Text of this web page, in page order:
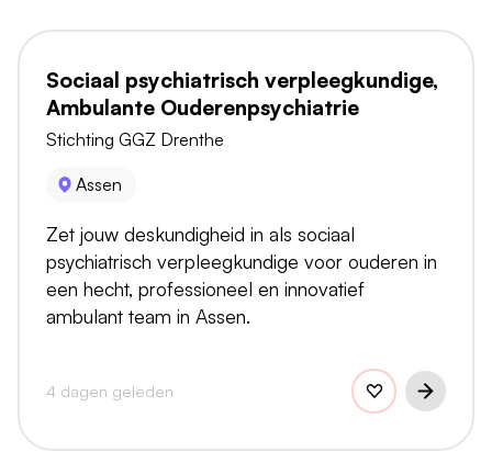
Sociaal psychiatrisch verpleegkundige,
Ambulante Ouderenpsychiatrie
Stichting GGZ Drenthe
Assen
Zet jouw deskundigheid in als sociaal
psychiatrisch verpleegkundige voor ouderen in
een hecht, professioneel en innovatief
ambulant team in Assen.
4 dagen geleden